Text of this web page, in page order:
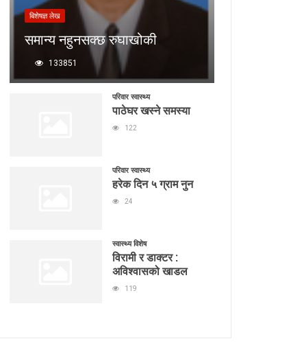
बिशेषज्ञ लेख
समान्य नहुनसक्छ रुघाखोकी
133851
परिवार स्वास्थ्य
पाठेघर खस्ने समस्या
122
परिवार स्वास्थ्य
हरेक दिन ५ ग्राम नुन
24
स्वास्थ्य विशेष
विरामी र डाक्टर :
अविश्वासको खाडल
119